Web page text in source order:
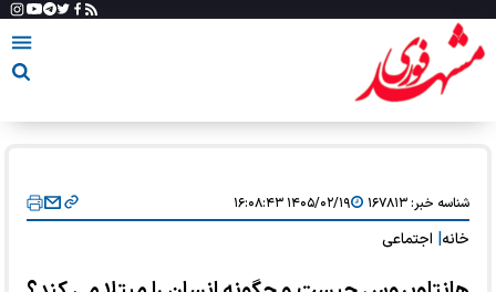
شناسه خبر:۱۶۷۸۱۳ ۱۴۰۵/۰۲/۱۹ ۱۶:۰۸:۴۳
خانه اجتماعی